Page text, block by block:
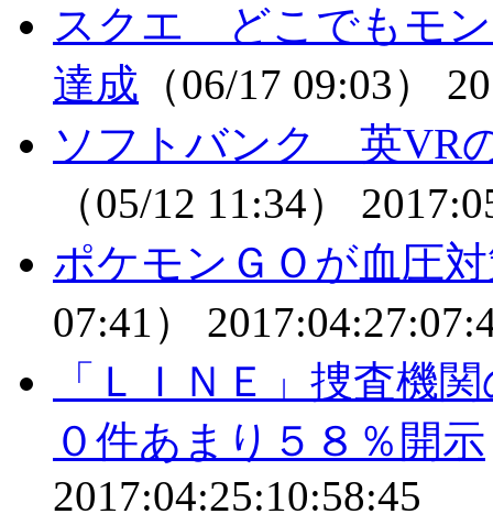
スクエ どこでもモン
達成 （06/17 09:03）
ソフトバンク 英VR
（05/12 11:34）
ポケモンＧＯが血圧
07:41）
「ＬＩＮＥ」捜査機
０件あまり５８％開示
2017:04:25:10:58:45